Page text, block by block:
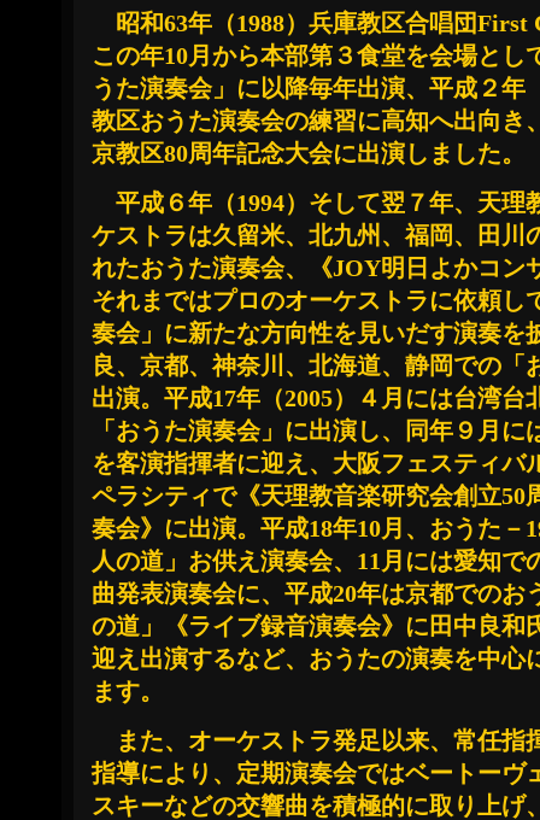
昭和63年（1988）兵庫教区合唱団First
この年10月から本部第３食堂を会場とし
うた演奏会」に以降毎年出演、平成２年
教区おうた演奏会の練習に高知へ出向き
京教区80周年記念大会に出演しました。
平成６年（1994）そして翌７年、天理
ケストラは久留米、北九州、福岡、田川
れたおうた演奏会、《JOY明日よかコン
それまではプロのオーケストラに依頼し
奏会」に新たな方向性を見いだす演奏を
良、京都、神奈川、北海道、静岡での「
出演。平成17年（2005）４月には台湾台
「おうた演奏会」に出演し、同年９月に
を客演指揮者に迎え、大阪フェスティバ
ペラシティで《天理教音楽研究会創立50
奏会》に出演。平成18年10月、おうた－
人の道」お供え演奏会、11月には愛知で
曲発表演奏会に、平成20年は京都でのお
の道」《ライブ録音演奏会》に田中良和
迎え出演するなど、おうたの演奏を中心
ます。
また、オーケストラ発足以来、常任指
指導により、定期演奏会ではベートーヴ
スキーなどの交響曲を積極的に取り上げ